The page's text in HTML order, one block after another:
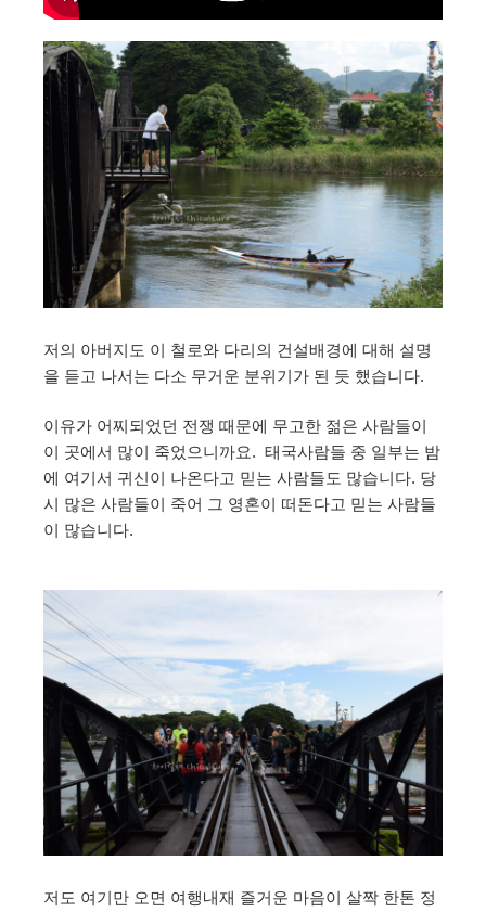
저의 아버지도 이 철로와 다리의 건설배경에 대해 설명
을 듣고 나서는 다소 무거운 분위기가 된 듯 했습니다.
이유가 어찌되었던 전쟁 때문에 무고한 젊은 사람들이
이 곳에서 많이 죽었으니까요. 태국사람들 중 일부는 밤
에 여기서 귀신이 나온다고 믿는 사람들도 많습니다. 당
시 많은 사람들이 죽어 그 영혼이 떠돈다고 믿는 사람들
이 많습니다.
저도 여기만 오면 여행내재 즐거운 마음이 살짝 한톤 정